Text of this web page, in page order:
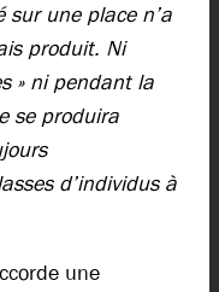
une place n’a
produit. Ni
» ni pendant la
se produira
d’individus à
une